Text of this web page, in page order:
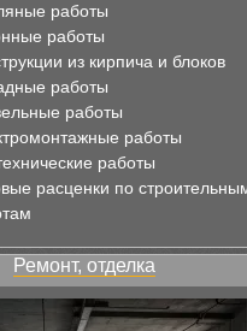
работы
работы
из кирпича и блоков
работы
работы
работы
работы
расценки по
Ремонт, отделка